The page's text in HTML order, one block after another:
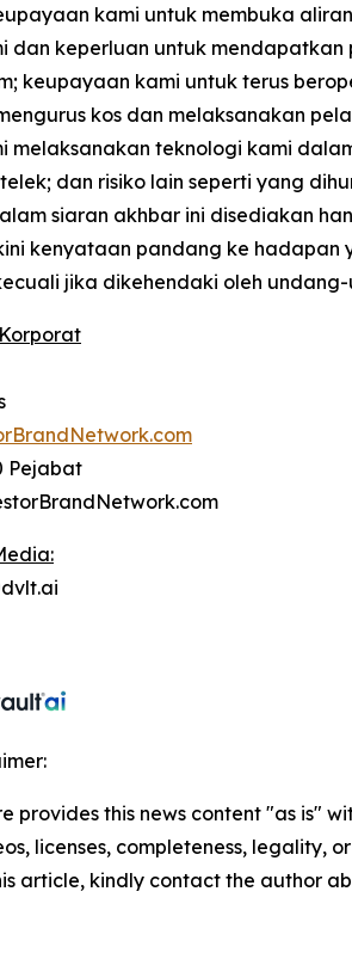
kami untuk membuka
dan keperluan untuk
keupayaan kami untuk terus
kos dan melaksanakan
melaksanakan teknologi kami
dan risiko lain seperti yang
siaran akhbar ini disediakan
kenyataan pandang ke
jika dikehendaki oleh
Pejabat
provides this news content "as is"
licenses, completeness, legality,
article, kindly contact the author